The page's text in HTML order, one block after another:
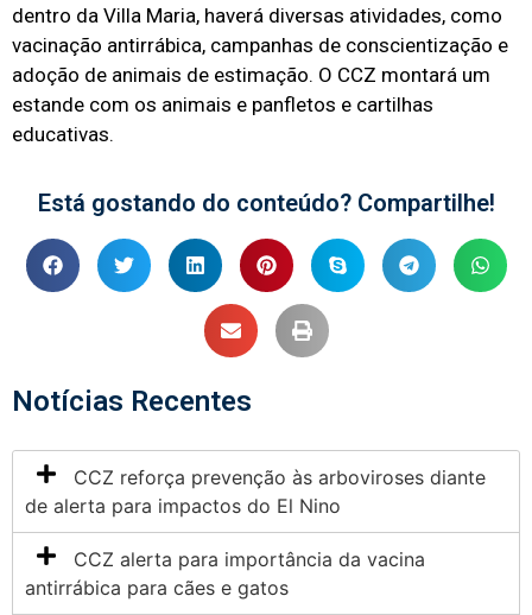
dentro da Villa Maria, haverá diversas atividades, como
vacinação antirrábica, campanhas de conscientização e
adoção de animais de estimação. O CCZ montará um
estande com os animais e panfletos e cartilhas
educativas.
Está gostando do conteúdo? Compartilhe!
Notícias Recentes
CCZ reforça prevenção às arboviroses diante
de alerta para impactos do El Nino
CCZ alerta para importância da vacina
antirrábica para cães e gatos